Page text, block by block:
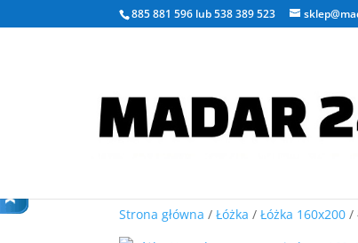
885 881 596 lub538 389 523
Strona główna /Łóżka /Łóżka 160x200 /